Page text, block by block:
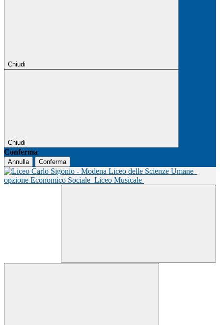
Chiudi
Chiudi
Conferma
Annulla Conferma
Liceo delle Scienze Umane
opzione Economico Sociale Liceo Musicale